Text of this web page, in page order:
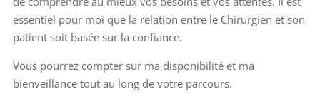
essentiel pour moi que la relation entre le Chirurgien et son
patient soit basée sur la confiance.
Vous pourrez compter sur ma disponibilité et ma
bienveillance tout au long de votre parcours.